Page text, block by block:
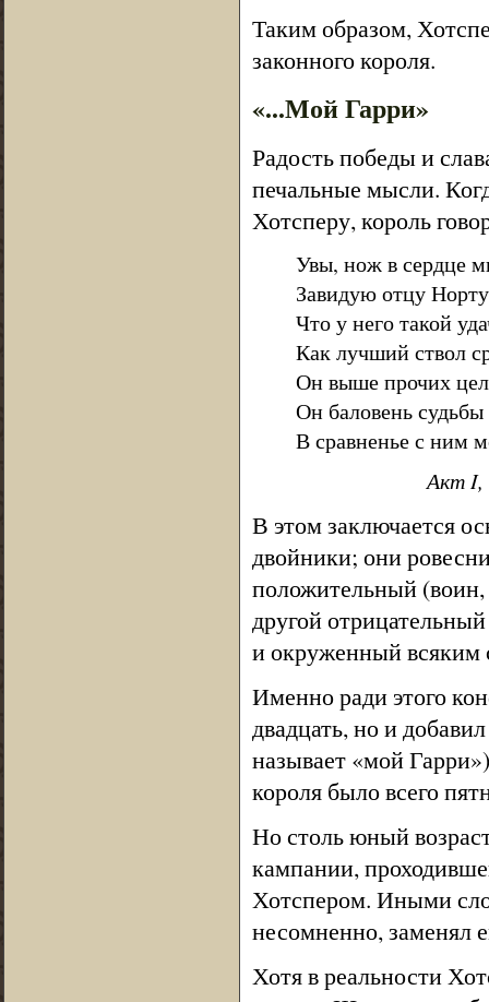
Таким образом,
законного короля.
«...Мой Гарри»
Радость победы и
печальные мысли.
Хотсперу, король
Увы, нож в сердце
Завидую отцу
Что у него такой
Как лучший ствол
Он выше прочих
Он баловень судьбы
В сравненье с ним
Акт I,
В этом заключается
двойники; они
положительный
другой
и окруженный всяким
Именно ради этого
двадцать, но и
называет «мой
короля было всего
Но столь юный
кампании,
Хотспером. Иными
несомненно, заменял
Хотя в реальности